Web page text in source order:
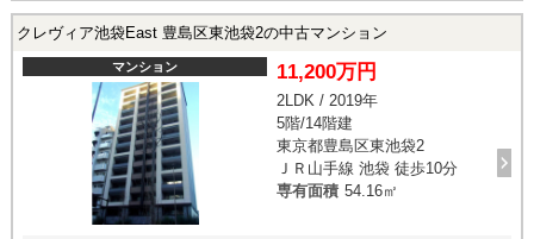
器洗い乾燥機付） ユニットバス新規交換（浴室乾燥機付き） 洗面化粧台
シューズボックス新規交換 建具新規交換 間接照明造作 クロス全部屋
貼替 ハウスクリーニング 他 2026年7月完工予定
クレヴィア池袋East 豊島区東池袋2の中古マンション
マンション 11,200万円
2LDK / 2019年
5階/14階建
東京都豊島区東池袋2
ＪＲ山手線 池袋 徒歩10分
専有面積 54.16㎡